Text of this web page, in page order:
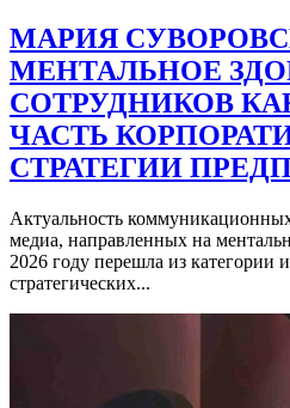
МАРИЯ
МЕНТАЛЬНОЕ
СОТРУДНИКОВ
ЧАСТЬ
СТРАТЕГИИ
Актуальность
медиа, направленных на
2026 году перешла из категории
стратегических...